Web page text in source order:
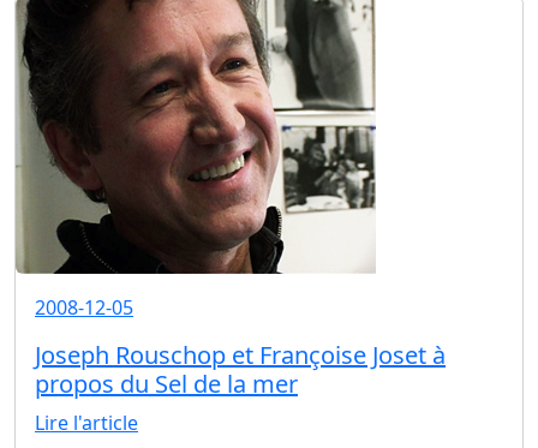
2008-12-05
Joseph Rouschop et Françoise Joset à
propos du Sel de la mer
Lire l'article